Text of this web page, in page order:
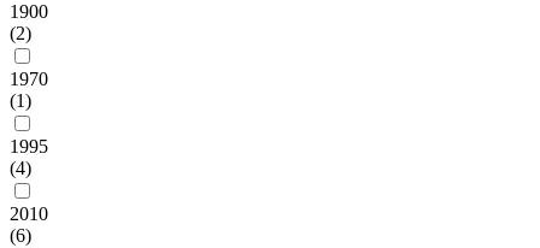
1900
(2)
1970
(1)
1995
(4)
2010
(6)